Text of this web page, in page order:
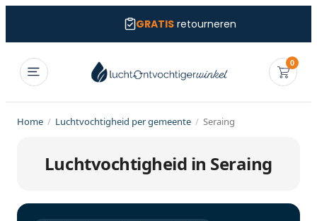
GRATISretourneren
0
Home / Luchtvochtigheid per gemeente / Seraing
Luchtvochtigheid in Seraing